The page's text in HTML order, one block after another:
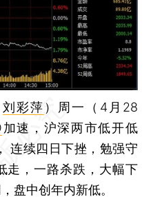
刘彩萍 ） 周一（4月28
加速，沪深两市低开低
连续四日下挫，勉强守
走，一路杀跌，大幅下
盘中创年内新低。